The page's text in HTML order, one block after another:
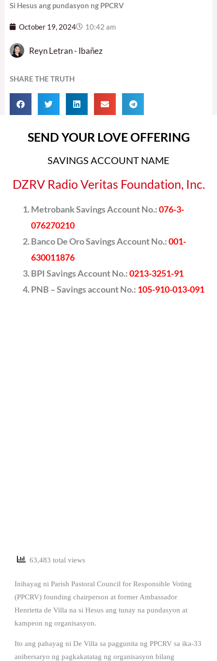
Si Hesus ang pundasyon ng PPCRV
October 19, 2024 10:42 am
Reyn Letran - Ibañez
SHARE THE TRUTH
SEND YOUR LOVE OFFERING
SAVINGS ACCOUNT NAME
DZRV Radio Veritas Foundation, Inc.
Metrobank Savings Account No.:076-3-
076270210
Banco De Oro Savings Account No.:001-
630011876
BPI Savings Account No.:0213-3251-91
PNB – Savings account No.: 105-910-013-091
63,483 total views
Inihayag ni Parish Pastoral Council for Responsible Voting
(PPCRV) founding chairperson at former Ambassador
Henrietta de Villa na si Hesus ang tunay na pundasyon at
kampeon ng organisasyon.
Ito ang pahayag ni De Villa sa paggunita ng PPCRV sa ika-33
anibersaryo ng pagkakatatag ng organisasyon bilang